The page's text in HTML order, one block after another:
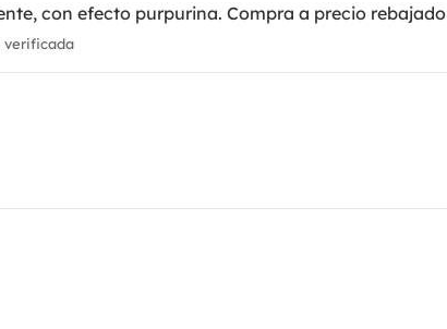
con efecto purpurina. Compra a precio rebajado
verificada